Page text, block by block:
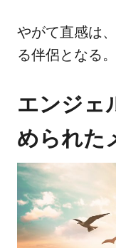
やがて直感は
る伴侶となる。
エンジェ
められた